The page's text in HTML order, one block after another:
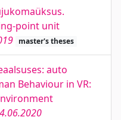
point unit
master's theses
auto
Behaviour in VR: